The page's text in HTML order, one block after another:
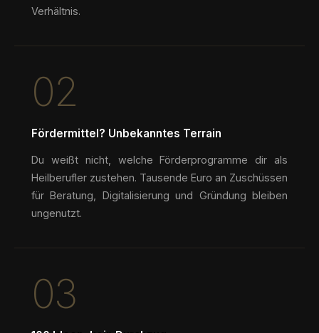
Verhältnis.
02
Fördermittel? Unbekanntes Terrain
Du weißt nicht, welche Förderprogramme dir als
Heilberufler zustehen. Tausende Euro an Zuschüssen
für Beratung, Digitalisierung und Gründung bleiben
ungenutzt.
03